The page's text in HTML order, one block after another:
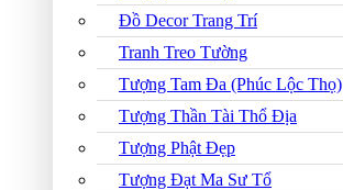
Đồ Decor Trang Trí
Tranh Treo Tường
Tượng Tam Đa (Phúc Lộc Thọ)
Tượng Thần Tài Thổ Địa
Tượng Phật Đẹp
Tượng Đạt Ma Sư Tổ